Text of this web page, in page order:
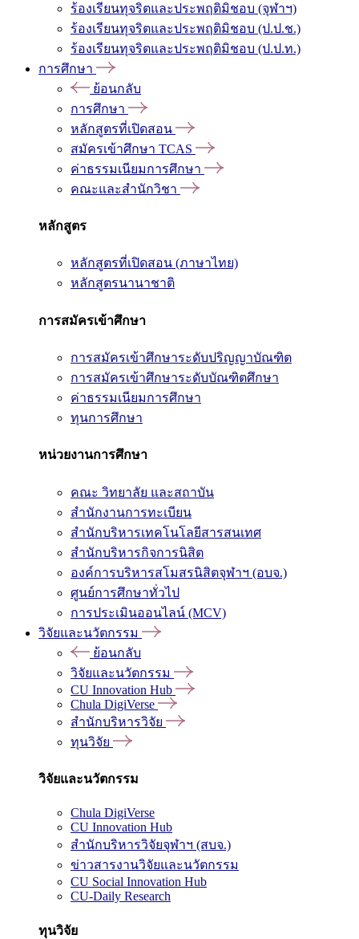
ร้องเรียนทุจริตและประพฤติมิชอบ (จุฬาฯ)
ร้องเรียนทุจริตและประพฤติมิชอบ (ป.ป.ช.)
ร้องเรียนทุจริตและประพฤติมิชอบ (ป.ป.ท.)
การศึกษา
ย้อนกลับ
การศึกษา
หลักสูตรที่เปิดสอน
สมัครเข้าศึกษา TCAS
ค่าธรรมเนียมการศึกษา
คณะและสำนักวิชา
หลักสูตร
หลักสูตรที่เปิดสอน (ภาษาไทย)
หลักสูตรนานาชาติ
การสมัครเข้าศึกษา
การสมัครเข้าศึกษาระดับปริญญาบัณฑิต
การสมัครเข้าศึกษาระดับบัณฑิตศึกษา
ค่าธรรมเนียมการศึกษา
ทุนการศึกษา
หน่วยงานการศึกษา
คณะ วิทยาลัย และสถาบัน
สำนักงานการทะเบียน
สำนักบริหารเทคโนโลยีสารสนเทศ
สำนักบริหารกิจการนิสิต
องค์การบริหารสโมสรนิสิตจุฬาฯ (อบจ.)
ศูนย์การศึกษาทั่วไป
การประเมินออนไลน์ (MCV)
วิจัยและนวัตกรรม
ย้อนกลับ
วิจัยและนวัตกรรม
CU Innovation Hub
Chula DigiVerse
สำนักบริหารวิจัย
ทุนวิจัย
วิจัยและนวัตกรรม
Chula DigiVerse
CU Innovation Hub
สำนักบริหารวิจัยจุฬาฯ (สบจ.)
ข่าวสารงานวิจัยและนวัตกรรม
CU Social Innovation Hub
CU-Daily Research
ทุนวิจัย